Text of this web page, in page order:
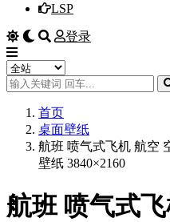
LSP
登录
首页
桌面壁纸
航班 喷气式飞机 航空
壁纸 3840×2160
航班 喷气式